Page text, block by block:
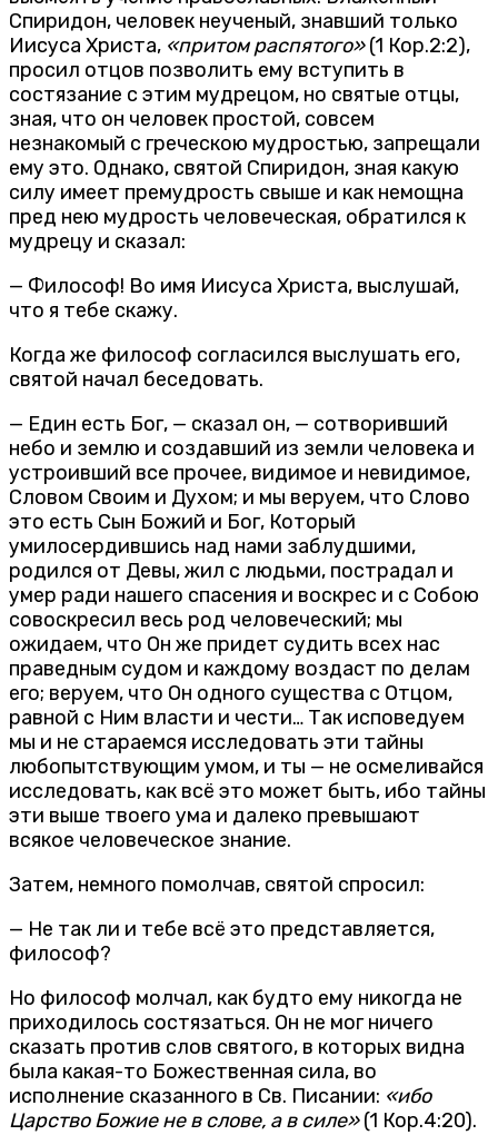
Спиридон, человек неученый, знавший только
Иисуса Христа, «притом распятого»(1 Кор.2:2),
просил отцов позволить ему вступить в
состязание с этим мудрецом, но святые отцы,
зная, что он человек простой, совсем
незнакомый с греческою мудростью, запрещали
ему это. Однако, святой Спиридон, зная какую
силу имеет премудрость свыше и как немощна
пред нею мудрость человеческая, обратился к
мудрецу и сказал:
— Философ! Во имя Иисуса Христа, выслушай,
что я тебе скажу.
Когда же философ согласился выслушать его,
святой начал беседовать.
— Един есть Бог, — сказал он, — сотворивший
небо и землю и создавший из земли человека и
устроивший все прочее, видимое и невидимое,
Словом Своим и Духом; и мы веруем, что Слово
это есть Сын Божий и Бог, Который
умилосердившись над нами заблудшими,
родился от Девы, жил с людьми, пострадал и
умер ради нашего спасения и воскрес и с Собою
совоскресил весь род человеческий; мы
ожидаем, что Он же придет судить всех нас
праведным судом и каждому воздаст по делам
его; веруем, что Он одного существа с Отцом,
равной с Ним власти и чести… Так исповедуем
мы и не стараемся исследовать эти тайны
любопытствующим умом, и ты — не осмеливайся
исследовать, как всё это может быть, ибо тайны
эти выше твоего ума и далеко превышают
всякое человеческое знание.
Затем, немного помолчав, святой спросил:
— Не так ли и тебе всё это представляется,
философ?
Но философ молчал, как будто ему никогда не
приходилось состязаться. Он не мог ничего
сказать против слов святого, в которых видна
была какая-то Божественная сила, во
исполнение сказанного в Св. Писании: «ибо
Царство Божие не в слове, а в силе»(1 Кор.4:20).